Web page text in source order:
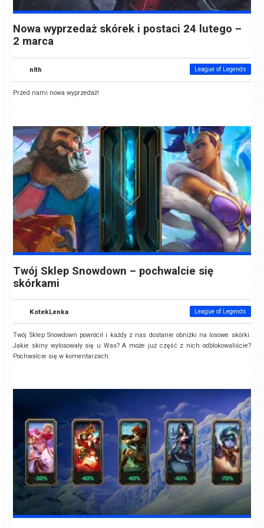
Nowa wyprzedaż skórek i postaci 24 lutego –
2 marca
nlth League of Legends
Przed nami nowa wyprzedaż!
Twój Sklep Snowdown – pochwalcie się
skórkami
KotekLenka League of Legends
Twój Sklep Snowdown powrócił i każdy z nas dostanie obniżki na losowe skórki.
Jakie skiny wylosowały się u Was? A może już część z nich odblokowaliście?
Pochwalcie się w komentarzach.